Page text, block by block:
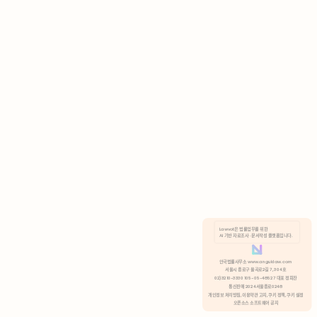
분석 쿠키 허용
Lawvot은 법률업무를 위한
AI 기반 자료조사 · 문서작성 플랫폼입니다.
안국법률사무소 www.anguklaw.com
서울시 종로구 율곡로2길 7, 304호
02)3210-3330 105-05-48527 대표 정희찬
통신판매 2024서울종로0248
개인정보 처리방침, 이용약관 고지, 쿠키 정책, 쿠키 설정
오픈소스 소프트웨어 공지